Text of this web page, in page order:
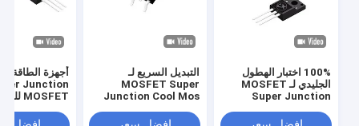
100% اختبار الهطول
الجليدي لـ MOSFET
Super Junction
الاتصالات
التبديل السريع لـ
MOSFET Super
Junction Cool Mos
أجهزة الطاقة
Junction
MOSFET للشاحن LED